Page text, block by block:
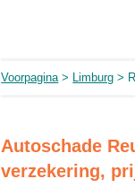
Voorpagina> Limburg >
Autoschade
verzekering,